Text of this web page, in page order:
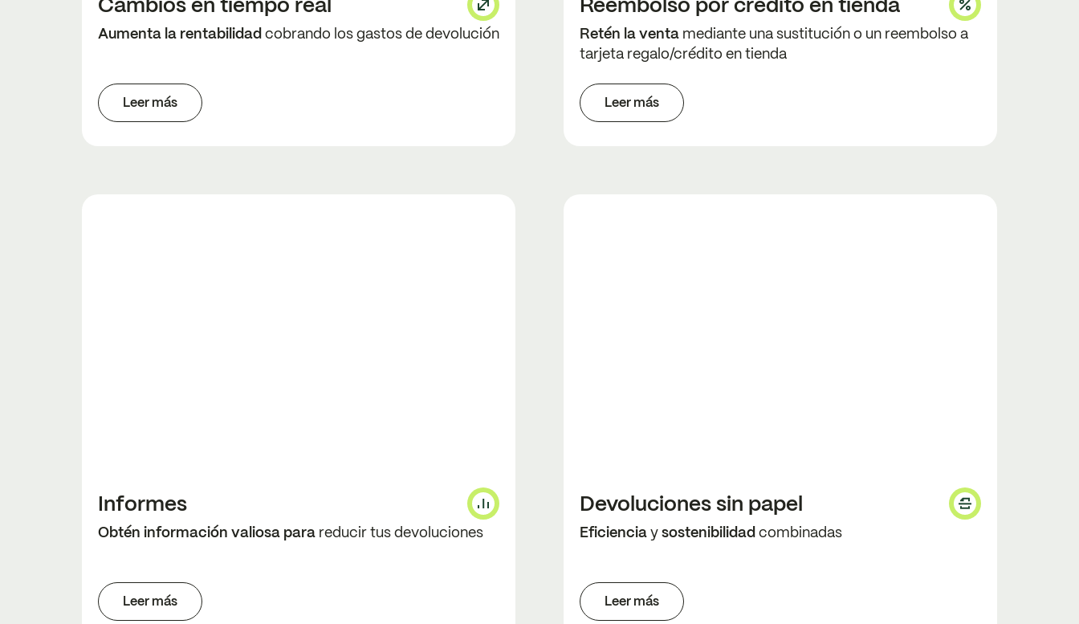
Aumenta la rentabilidadcobrando los gastos de devolución
Leer más
Retén la venta mediante una sustitución o un reembolso a
tarjeta regalo/crédito en tienda
Leer más
Informes
Obtén información valiosa para reducir tus devoluciones
Leer más
Devoluciones sin papel
Eficienciaysostenibilidadcombinadas
Leer más